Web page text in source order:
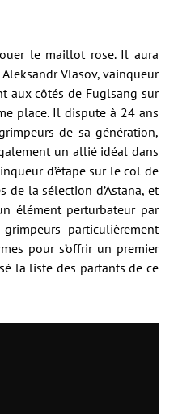
le maillot rose. Il aura
Vlasov, vainqueur
aux côtés de Fuglsang sur
place. Il dispute à 24 ans
de sa génération,
un allié idéal dans
d’étape sur le col de
de la sélection d’Astana, et
élément perturbateur par
particulièrement
pour s’offrir un premier
la liste des partants de ce